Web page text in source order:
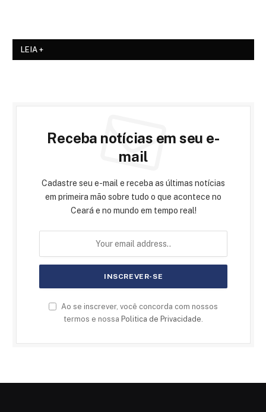
LEIA +
Receba notícias em seu e-
mail
Cadastre seu e-mail e receba as últimas notícias
em primeira mão sobre tudo o que acontece no
Ceará e no mundo em tempo real!
Ao se inscrever, você concorda com nossos
termos e nossa Politica de Privacidade